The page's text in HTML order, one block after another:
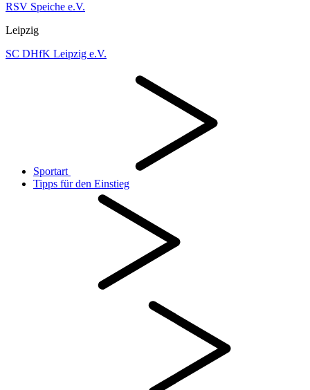
RSV Speiche e.V.
Leipzig
SC DHfK Leipzig e.V.
Sportart
Tipps für den Einstieg